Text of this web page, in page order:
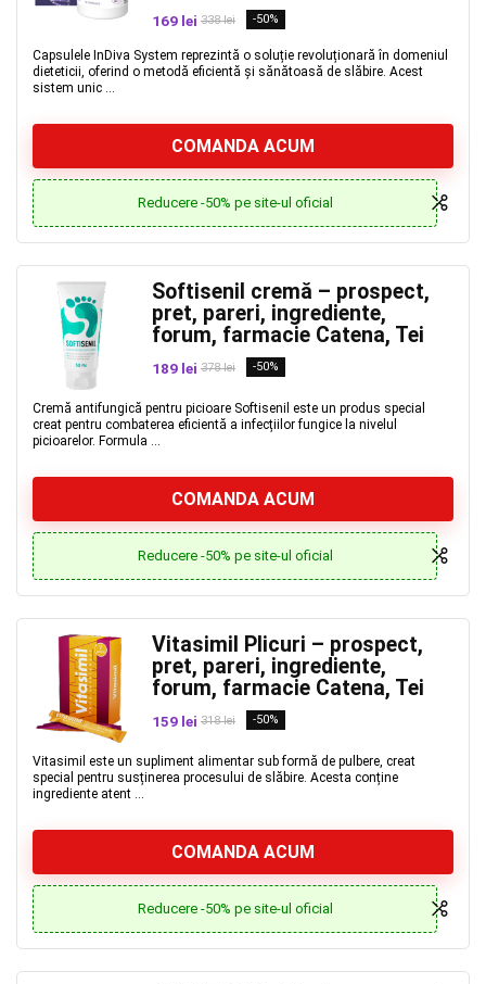
169 lei 338 lei -50%
Capsulele InDiva System reprezintă o soluție revoluționară în domeniul
dieteticii, oferind o metodă eficientă și sănătoasă de slăbire. Acest
sistem unic ...
COMANDA ACUM
Reducere -50% pe site-ul oficial
Softisenil cremă – prospect,
pret, pareri, ingrediente,
forum, farmacie Catena, Tei
189 lei 378 lei -50%
Cremă antifungică pentru picioare Softisenil este un produs special
creat pentru combaterea eficientă a infecțiilor fungice la nivelul
picioarelor. Formula ...
COMANDA ACUM
Reducere -50% pe site-ul oficial
Vitasimil Plicuri – prospect,
pret, pareri, ingrediente,
forum, farmacie Catena, Tei
159 lei 318 lei -50%
Vitasimil este un supliment alimentar sub formă de pulbere, creat
special pentru susținerea procesului de slăbire. Acesta conține
ingrediente atent ...
COMANDA ACUM
Reducere -50% pe site-ul oficial